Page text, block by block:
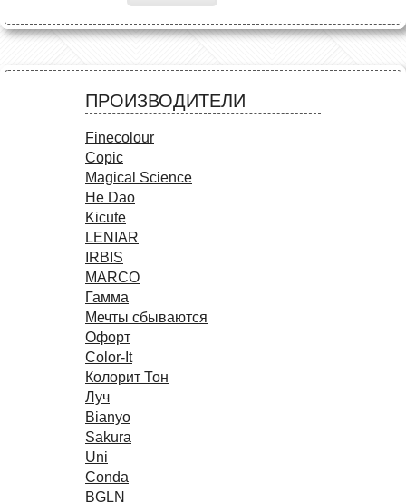
ПРОИЗВОДИТЕЛИ
Finecolour
Copic
Magical Science
He Dao
Kicute
LENIAR
IRBIS
MARCO
Гамма
Мечты сбываются
Офорт
Сolor-It
Колорит Тон
Луч
Bianyo
Sakura
Uni
Conda
BGLN